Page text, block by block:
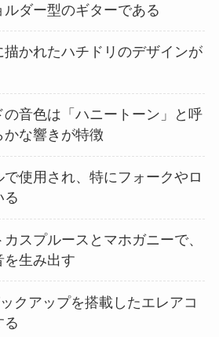
ダー型のギターである
描かれたハチドリのデザインが
の音色は「ハニートーン」と呼
な響きが特徴
使用され、特にフォークやロ
る
スプルースとマホガニーで、
を生み出す
クアップを搭載したエレアコ
る